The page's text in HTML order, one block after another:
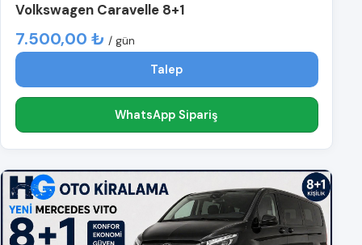
Volkswagen Caravelle 8+1
7.500,00 ₺ / gün
Talep
WhatsApp Sipariş